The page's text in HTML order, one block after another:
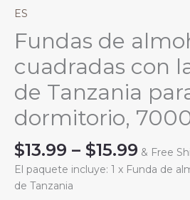
ES
Fundas de
cuadradas con
de Tanzania
dormitorio,
$13.99 – $15.99 Price
& Free
El paquete incluye: 1 x Funda de
de Tanzania